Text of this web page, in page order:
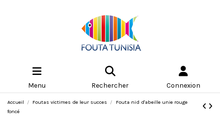
Menu Rechercher Connexion
Accueil Foutas victimes de leur succes
Fouta nid d'abeille unie rouge
foncé